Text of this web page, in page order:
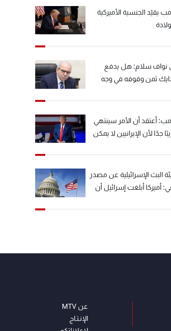
يقيّد الجنسية الأميركية
نواف سلام: هل يدفع
ثمن وقوفه في وجه
أعتقد أن الأمر سينتهي
جدًا لأن الإيرانيين لا يمكن
البث الإسرائيلية عن مصدر
أميركا أبلغت إسرائيل أن
عن MTV
الإنـتـاج